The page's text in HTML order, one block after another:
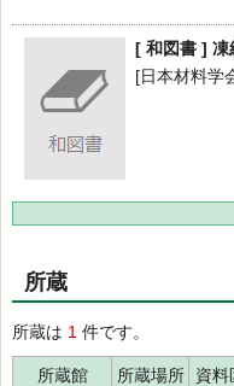
[ 和図書 ] 凍
[日本材料学
所蔵
所蔵は 1 件です。
所蔵館 所蔵場所 資料